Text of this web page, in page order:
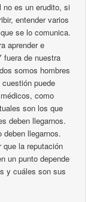
no es un erudito, si
entender varios
se lo comunica.
aprender e
fuera de nuestra
somos hombres
puede
como
son los que
deben llegarnos.
llegarnos.
que la reputación
un punto depende
y cuáles son sus